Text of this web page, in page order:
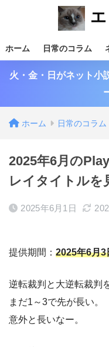
エ
ホーム 日常のコラム
火・金・日がネット小
ホーム 日常のコラム
2025年6月の
レイタイトルを
2025年6月1日
提供期間： 2025年6月3
逆転裁判と大逆転裁判
まだ1～3で先が長い。
意外と長いなー。